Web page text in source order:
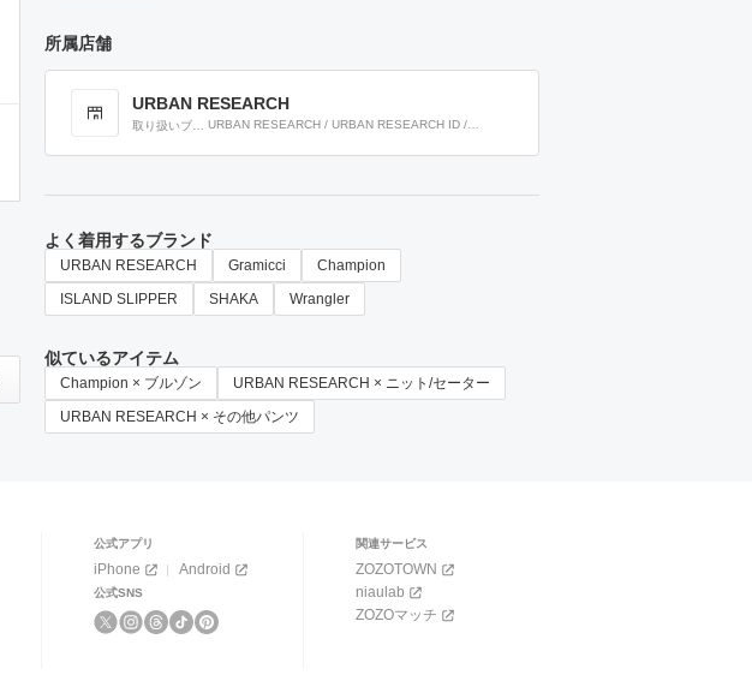
所属店舗
URBAN RESEARCH
取り扱いブラ
URBAN RESEARCH / URBAN RESEARCH ID /
よく着用するブランド
URBAN RESEARCH Gramicci
Champion
ISLAND SLIPPER
SHAKA Wrangler
似ているアイテム
Champion × ブルゾン
URBAN RESEARCH × ニット/セーター
URBAN RESEARCH × その他パンツ
公式アプリ
iPhone Android
公式SNS
関連サービス
ZOZOTOWN
niaulab
ZOZOマッチ